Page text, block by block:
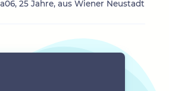
25 Jahre, aus Wiener Neustadt